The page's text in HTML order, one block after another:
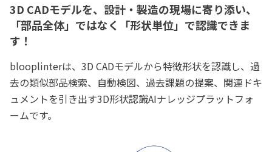
3D CADモデルを、設計・製造の現場に寄り添い、
「部品全体」ではなく「形状単位」で認識できま
す！
blooplinterは、3D CADモデルから特徴形状を認識し、過
去の類似部品検索、自動検図、過去課題の提案、関連ドキ
ュメントを引き出す3D形状認識AIナレッジプラットフォ
ームです。